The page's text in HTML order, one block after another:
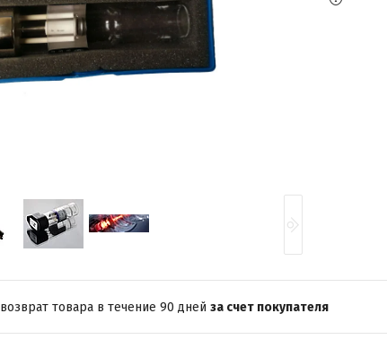
возврат товара в течение 90 дней за счет покупателя